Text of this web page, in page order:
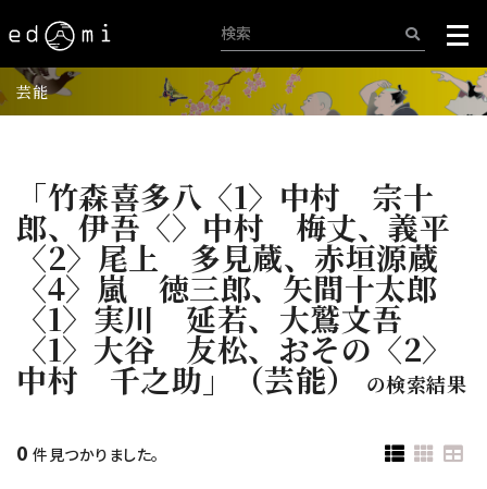
芸能
「竹森喜多八〈1〉中村 宗十
郎、伊吾〈〉中村 梅丈、義平
〈2〉尾上 多見蔵、赤垣源蔵
〈4〉嵐 徳三郎、矢間十太郎
〈1〉実川 延若、大鷲文吾
〈1〉大谷 友松、おその〈2〉
中村 千之助」（芸能） の検索結果
0 件見つかりました。